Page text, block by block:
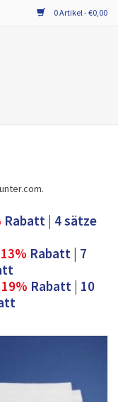
0 Artikel - €0,00
Rabatt | 4 sätze
13% Rabatt | 7
19% Rabatt | 10